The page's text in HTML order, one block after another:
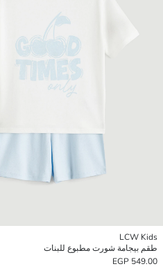
LCW Kids
طقم بيجامة شورت مطبوع للبنات
549.00 EGP